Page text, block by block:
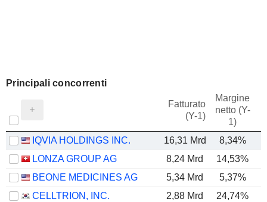
Principali concorrenti
Fatturato
(Y-1)
Margine
netto (Y-
1)
IQVIA HOLDINGS INC. 16,31 Mrd 8,34%
LONZA GROUP AG
8,24 Mrd 14,53%
BEONE MEDICINES AG
5,34 Mrd 5,37%
CELLTRION, INC.
2,88 Mrd 24,74%